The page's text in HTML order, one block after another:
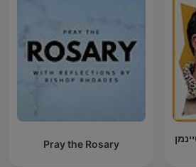
Pray the Rosary